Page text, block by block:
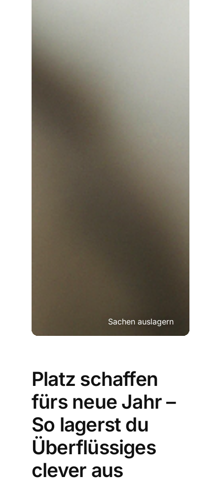
Sachen auslagern
Platz schaffen
fürs neue Jahr –
So lagerst du
Überflüssiges
clever aus